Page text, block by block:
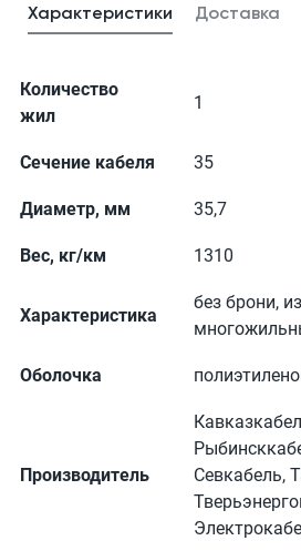
Характеристики Доставка
Количество
жил
1
Сечение кабеля 35
Диаметр, мм 35,7
Вес, кг/км 1310
Характеристика
без брони,
Оболочка
Производитель
Севкабель,